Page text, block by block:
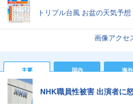
トリプル台風 お盆の天気予想
画像アクセ
主要 国内 海外
NHK職員性被害 出演者に